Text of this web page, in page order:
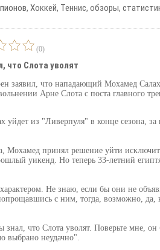
Хоккей, Теннис, обзоры,
(0)
что Слота уволят
заявил, что нападающий Мохамед Салах
Арне Слота с поста главного
из "Ливерпуля" в конце сезона, за
Мохамед принял решение уйти
уикенд. Но теперь 33-летний
Не знаю, если бы они не
с ним, тогда, возможно, да,
что Слота уволят. Поверьте мне,
выбрано неудачно".